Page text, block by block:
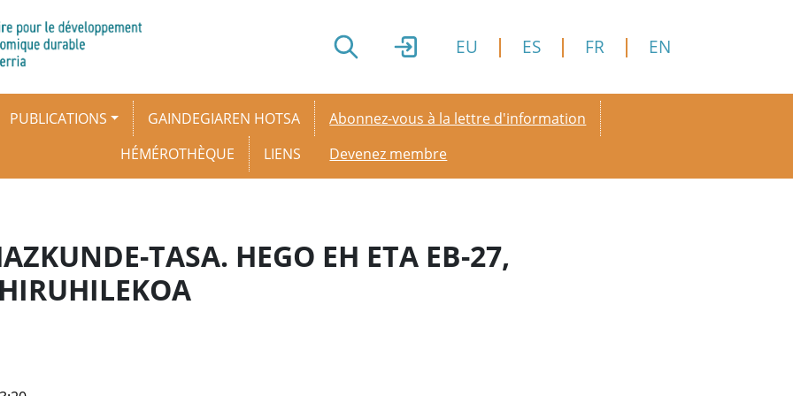
EU ES FR EN
PUBLICATIONS
GAINDEGIAREN HOTSA
HÉMÉROTHÈQUE
LIENS
Secondary menu
Abonnez-vous à la lettre d'information
Devenez membre
TASA. HEGO EH ETA EB-27,